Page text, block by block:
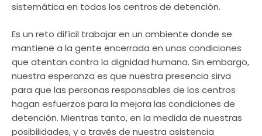
sistemática en todos los centros de detención.
Es un reto difícil trabajar en un ambiente donde se
mantiene a la gente encerrada en unas condiciones
que atentan contra la dignidad humana. Sin embargo,
nuestra esperanza es que nuestra presencia sirva
para que las personas responsables de los centros
hagan esfuerzos para la mejora las condiciones de
detención. Mientras tanto, en la medida de nuestras
posibilidades, y a través de nuestra asistencia